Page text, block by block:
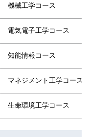
機械工学コース
電気電子工学コース
知能情報コース
マネジメント工学コース
生命環境工学コース